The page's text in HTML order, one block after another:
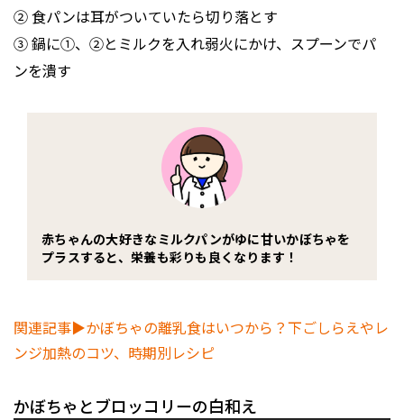
② 食パンは耳がついていたら切り落とす
③ 鍋に①、②とミルクを入れ弱火にかけ、スプーンでパ
ンを潰す
赤ちゃんの大好きなミルクパンがゆに甘いかぼちゃを
プラスすると、栄養も彩りも良くなります！
関連記事▶かぼちゃの離乳食はいつから？下ごしらえやレ
ンジ加熱のコツ、時期別レシピ
かぼちゃとブロッコリーの白和え